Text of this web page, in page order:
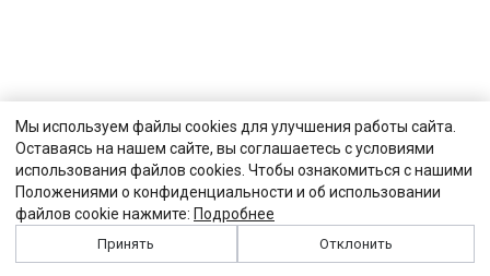
Мы используем файлы cookies для улучшения работы сайта.
Оставаясь на нашем сайте, вы соглашаетесь с условиями
использования файлов cookies. Чтобы ознакомиться с нашими
Положениями о конфиденциальности и об использовании
файлов cookie нажмите: Подробнее
Принять Отклонить